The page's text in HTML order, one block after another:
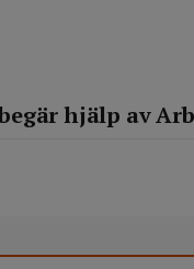
hjälp av